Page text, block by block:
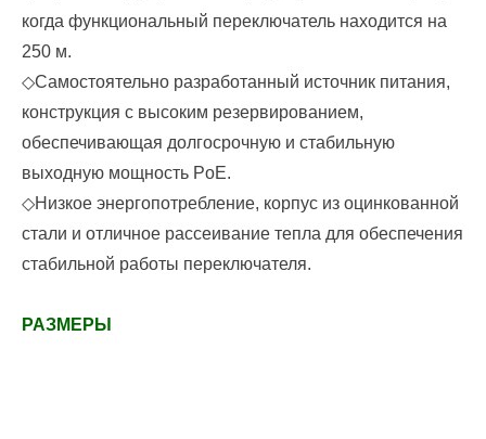
когда функциональный переключатель находится на
250 м.
◇Самостоятельно разработанный источник питания,
конструкция с высоким резервированием,
обеспечивающая долгосрочную и стабильную
выходную мощность PoE.
◇Низкое энергопотребление, корпус из оцинкованной
стали и отличное рассеивание тепла для обеспечения
стабильной работы переключателя.
РАЗМЕРЫ